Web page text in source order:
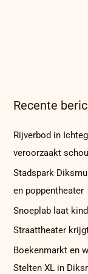
Recente
Rijverbod in
veroorzaakt
Stadspark
en poppentheater
Snoeplab laat
Straattheater
Boekenmarkt en
Stelten XL in